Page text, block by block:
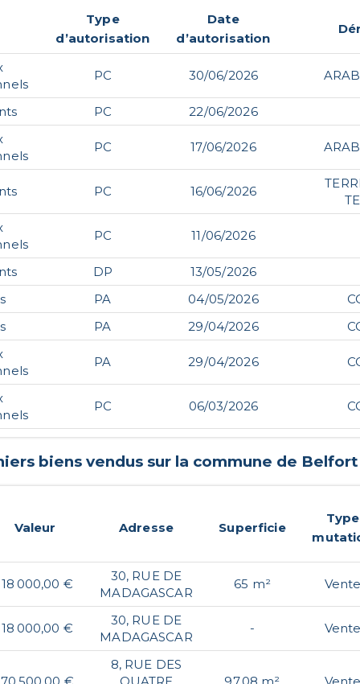
Type
d’autorisation
Date
d’autorisation
PC 30/06/2026
PC
22/06/2026
PC 17/06/2026
PC 16/06/2026
PC 11/06/2026
DP
13/05/2026
PA 04/05/2026
PA 29/04/2026
PA 29/04/2026
PC 06/03/2026
biens vendus sur la commune de Belfort
Valeur Adresse Superficie
Type
000,00 €
30, RUE DE
MADAGASCAR
65 m²
000,00 €
30, RUE DE
MADAGASCAR
-
8, RUE DES